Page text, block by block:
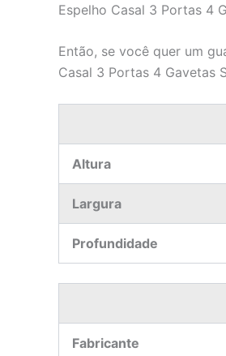
Espelho Casal 3 Portas 4
Então, se você quer um
Casal 3 Portas 4 Gavetas
Altura
Largura
Profundidade
Fabricante